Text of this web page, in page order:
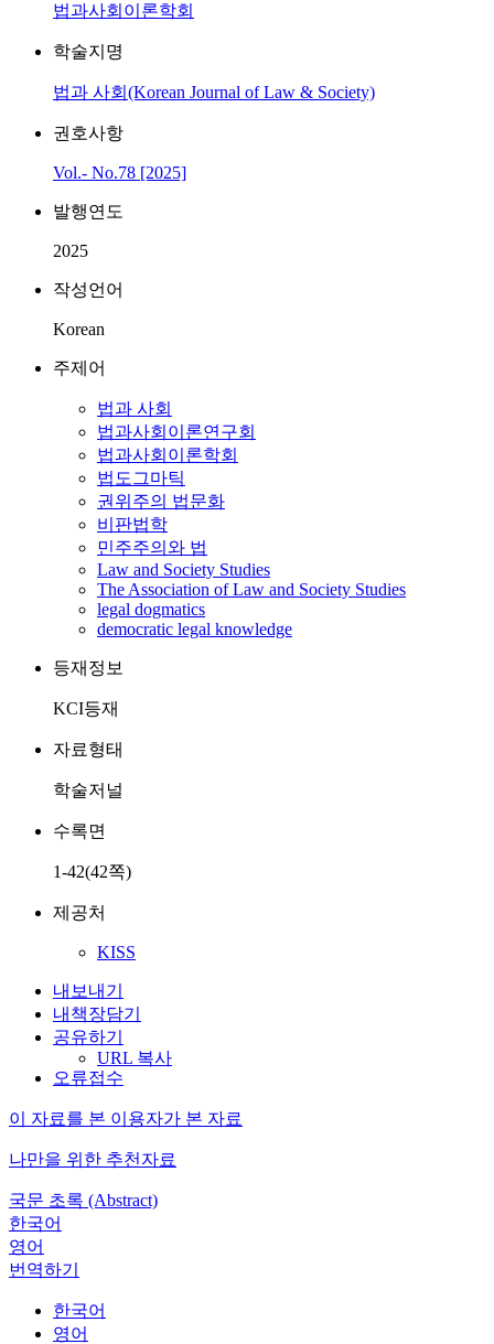
법과사회이론학회
학술지명
법과 사회(Korean Journal of Law & Society)
권호사항
Vol.- No.78 [2025]
발행연도
2025
작성언어
Korean
주제어
법과 사회
법과사회이론연구회
법과사회이론학회
법도그마틱
권위주의 법문화
비판법학
민주주의와 법
Law and Society Studies
The Association of Law and Society Studies
legal dogmatics
democratic legal knowledge
등재정보
KCI등재
자료형태
학술저널
수록면
1-42(42쪽)
제공처
KISS
내보내기
내책장담기
공유하기
URL 복사
오류접수
이 자료를 본 이용자가 본 자료
나만을 위한 추천자료
국문 초록 (Abstract)
한국어
영어
번역하기
한국어
영어